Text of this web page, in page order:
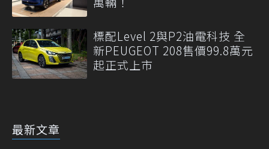
標配Level 2與P2油電科技 全
新PEUGEOT 208售價99.8萬元
起正式上市
最新文章